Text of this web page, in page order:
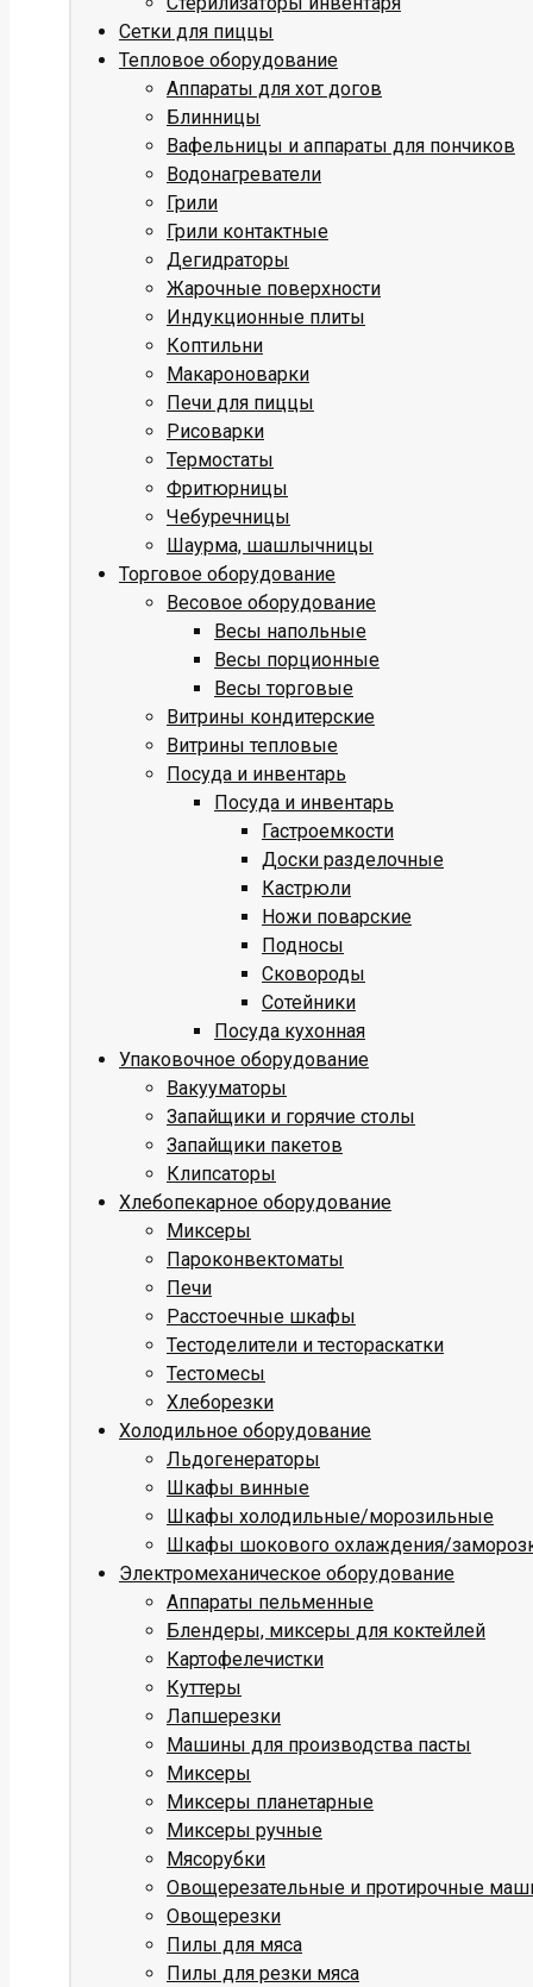
Сетки для пиццы
Тепловое оборудование
Аппараты для хот догов
Блинницы
Вафельницы и аппараты для пончиков
Водонагреватели
Грили
Грили контактные
Дегидраторы
Жарочные поверхности
Индукционные плиты
Коптильни
Макароноварки
Печи для пиццы
Рисоварки
Термостаты
Фритюрницы
Чебуречницы
Шаурма, шашлычницы
Торговое оборудование
Весовое оборудование
Весы напольные
Весы порционные
Весы торговые
Витрины кондитерские
Витрины тепловые
Посуда и инвентарь
Посуда и инвентарь
Гастроемкости
Доски разделочные
Кастрюли
Ножи поварские
Подносы
Сковороды
Сотейники
Посуда кухонная
Упаковочное оборудование
Вакууматоры
Запайщики и горячие столы
Запайщики пакетов
Клипсаторы
Хлебопекарное оборудование
Миксеры
Пароконвектоматы
Печи
Расстоечные шкафы
Тестоделители и тестораскатки
Тестомесы
Хлеборезки
Холодильное оборудование
Льдогенераторы
Шкафы винные
Шкафы холодильные/морозильные
Шкафы шокового охлаждения/
Электромеханическое оборудование
Аппараты пельменные
Блендеры, миксеры для коктейлей
Картофелечистки
Куттеры
Лапшерезки
Машины для производства пасты
Миксеры
Миксеры планетарные
Миксеры ручные
Мясорубки
Овощерезательные и протирочные
Овощерезки
Пилы для мяса
Пилы для резки мяса